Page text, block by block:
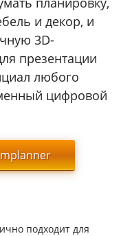
и декор, и
3D-
презентации
любого
цифровой
подходит для